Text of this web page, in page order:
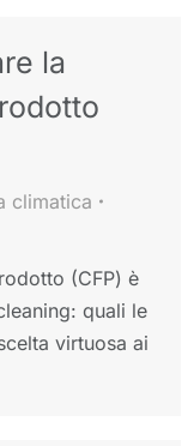
la
climatica
(CFP) è
quali le
virtuosa ai